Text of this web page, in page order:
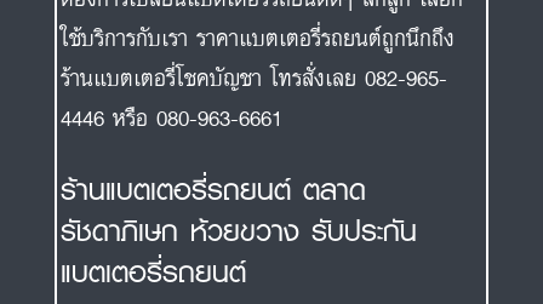
ใช้บริการกับเรา ราคาแบตเตอรี่รถยนต์ถูกนึกถึง
ร้านแบตเตอรี่โชคบัญชา โทรสั่งเลย 082-965-
4446 หรือ 080-963-6661
ร้านแบตเตอรี่รถยนต์ ตลาด
รัชดาภิเษก ห้วยขวาง รับประกัน
แบตเตอรี่รถยนต์